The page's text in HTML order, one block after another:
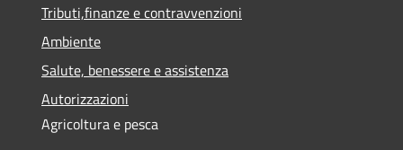
Tributi,finanze e contravvenzioni
Ambiente
Salute, benessere e assistenza
Autorizzazioni
Agricoltura e pesca